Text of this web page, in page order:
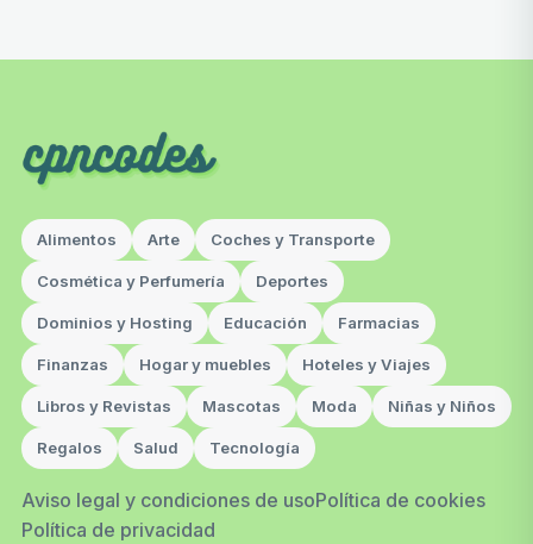
Alimentos Arte Coches y Transporte
Cosmética y Perfumería Deportes
Dominios y Hosting Educación Farmacias
Finanzas Hogar y muebles Hoteles y Viajes
Libros y Revistas Mascotas Moda Niñas y Niños
Regalos Salud Tecnología
Aviso legal y condiciones de usoPolítica de cookies
Política de privacidad